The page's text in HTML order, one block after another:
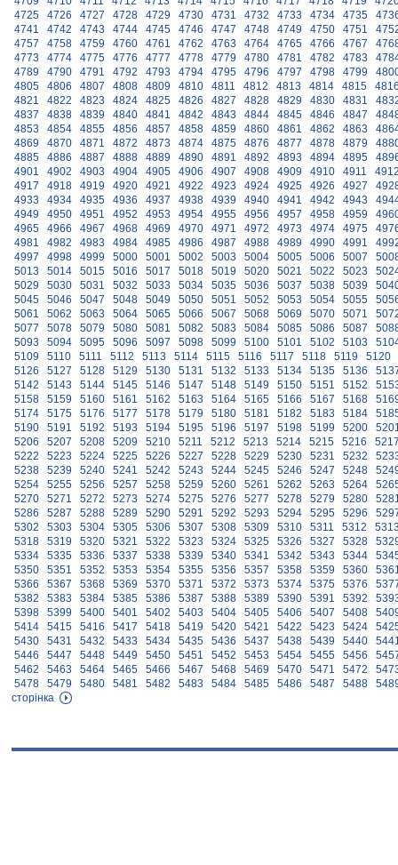
4725
4726 4727 4728 4729 4730 4731 4732 4733 4734 4735
4741
4742 4743 4744 4745 4746 4747 4748 4749 4750 4751
4757
4758 4759 4760 4761 4762 4763 4764 4765 4766 4767
4773
4774 4775 4776 4777 4778 4779 4780 4781 4782 4783
4789
4790 4791 4792 4793 4794 4795 4796 4797 4798 4799
4805
4806 4807 4808 4809 4810 4811 4812 4813 4814 4815
4821
4822 4823 4824 4825 4826 4827 4828 4829 4830 4831
4837
4838 4839 4840 4841 4842 4843 4844 4845 4846 4847
4853
4854 4855 4856 4857 4858 4859 4860 4861 4862 4863
4869
4870 4871 4872 4873 4874 4875 4876 4877 4878 4879
4885
4886 4887 4888 4889 4890 4891 4892 4893 4894 4895
4901
4902 4903 4904 4905 4906 4907 4908 4909 4910 4911
4917
4918 4919 4920 4921 4922 4923 4924 4925 4926 4927
4933
4934 4935 4936 4937 4938 4939 4940 4941 4942 4943
4949
4950 4951 4952 4953 4954 4955 4956 4957 4958 4959
4965
4966 4967 4968 4969 4970 4971 4972 4973 4974 4975
4981
4982 4983 4984 4985 4986 4987 4988 4989 4990 4991
4997
4998 4999 5000 5001 5002 5003 5004 5005 5006 5007
5013
5014 5015 5016 5017 5018 5019 5020 5021 5022 5023
5029
5030 5031 5032 5033 5034 5035 5036 5037 5038 5039
5045
5046 5047 5048 5049 5050 5051 5052 5053 5054 5055
5061
5062 5063 5064 5065 5066 5067 5068 5069 5070 5071
5077
5078 5079 5080 5081 5082 5083 5084 5085 5086 5087
5093
5094 5095 5096 5097 5098 5099 5100 5101 5102 5103
5109
5110 5111 5112 5113 5114 5115 5116 5117 5118 5119
5120
5126
5127 5128 5129 5130 5131 5132 5133 5134 5135 5136
5142
5143 5144 5145 5146 5147 5148 5149 5150 5151 5152
5158
5159 5160 5161 5162 5163 5164 5165 5166 5167 5168
5174
5175 5176 5177 5178 5179 5180 5181 5182 5183 5184
5190
5191 5192 5193 5194 5195 5196 5197 5198 5199 5200
5206
5207 5208 5209 5210 5211 5212 5213 5214 5215 5216
5222
5223 5224 5225 5226 5227 5228 5229 5230 5231 5232
5238
5239 5240 5241 5242 5243 5244 5245 5246 5247 5248
5254
5255 5256 5257 5258 5259 5260 5261 5262 5263 5264
5270
5271 5272 5273 5274 5275 5276 5277 5278 5279 5280
5286
5287 5288 5289 5290 5291 5292 5293 5294 5295 5296
5302
5303 5304 5305 5306 5307 5308 5309 5310 5311 5312
5318
5319 5320 5321 5322 5323 5324 5325 5326 5327 5328
5334
5335 5336 5337 5338 5339 5340 5341 5342 5343 5344
5350
5351 5352 5353 5354 5355 5356 5357 5358 5359 5360
5366
5367 5368 5369 5370 5371 5372 5373 5374 5375 5376
5382
5383 5384 5385 5386 5387 5388 5389 5390 5391 5392
5398
5399 5400 5401 5402 5403 5404 5405 5406 5407 5408
5414
5415 5416 5417 5418 5419 5420 5421 5422 5423 5424
5430
5431 5432 5433 5434 5435 5436 5437 5438 5439 5440
5446
5447 5448 5449 5450 5451 5452 5453 5454 5455 5456
5462
5463 5464 5465 5466 5467 5468 5469 5470 5471 5472
5478
5479 5480 5481 5482 5483 5484 5485 5486 5487 5488
сторінка